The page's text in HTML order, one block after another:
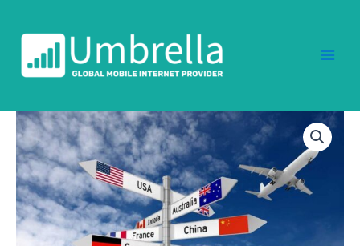
contenido
Chipre
1
GB
-
7
Días
cantidad